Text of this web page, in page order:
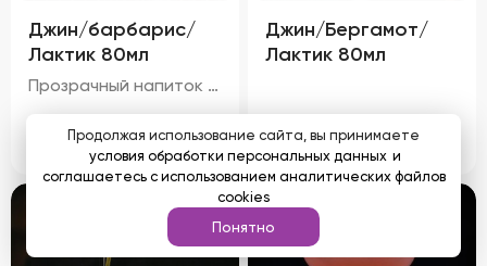
Джин/барбарис/
Лактик 80мл
Прозрачный напиток с легким светло-желтым оттенком и золотистыми бликами, обусловленными чаем и барбарисом. Аромат свежий, с преобладанием запаха черного чая и тонких мятных ноток. Цитрусовый оттенок джина гармонично сочетается с характерным запахом барбариса, а молочный аромат лактического кордиала придает напитку мягкость и округлость.
250₽
Джин/Бергамот/
Лактик 80мл
250₽
Продолжая использование сайта, вы принимаете
условия обработки персональных данных и
соглашаетесь с использованием аналитических файлов
cookies
Понятно